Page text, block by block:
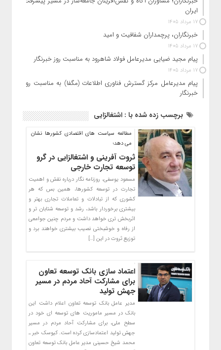
ایران
17 مرداد 1405
خبرنگاران، پرچمداران شفافیت و امید
17 مرداد 1405
پیام مجید ضیایی مدیرعامل فولاد شاهرود به مناسبت روز خبرنگار
17 مرداد 1405
پیام مدیرعامل مرکز گسترش فناوری اطلاعات (مگفا) به مناسبت روز
خبرنگار
برچسب زده شده با : اشتغالزایی
مطالعه سیاست های اقتصادی کشورها نشان
می دهد؛
ثروت آفرینی و اشتغالزایی در گرو
توسعه تجارت خارجی
مسعود یوسفی، روزنامه نگار درباره نقش و اهمیت
تجارت در توسعه کشورها، همین بس که هر
کشوری که از تبادلات و تعاملات تجاری بهتر و
بیشتری برخوردار باشد، رشد و توسعه شتابان تر و
اثربخش تری خواهد داشت و مردم چنین جوامعی
از رفاه و خوشبختی نصیب بیشتری خواهند برد و
توزیع ثروت در این […]
اعتماد سازی بانک توسعه تعاون
برای مشارکت آحاد مردم در مسیر
جهش تولید
مدیر عامل بانک توسعه تعاون اعلام داشت این
بانک در مسیر ماموریت های توسعه ای خود در
سطح ملی، برای مشارکت آحاد مردم در مسیر
جهش تولید اعتمادسازی کرده است. کیوسک خبر ـ
محمد شیخ حسینی مدیر عامل بانک توسعه تعاون